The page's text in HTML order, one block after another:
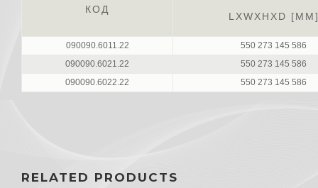
КОД
LXWXHXD
090090.6011.22
550 273 145 586
090090.6021.22
550 273 145 586
090090.6022.22
550 273 145 586
RELATED PRODUCTS